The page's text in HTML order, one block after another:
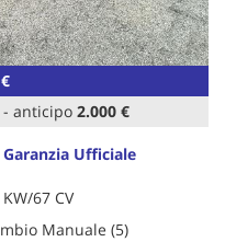
- anticipo 2.000 €
Ufficiale
67 CV
Manuale (5)